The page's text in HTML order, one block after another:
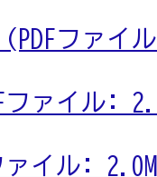
ファイ
ファイル:
ァイル: